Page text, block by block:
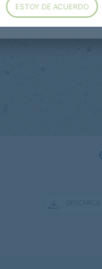
ESTOY DE ACUERDO